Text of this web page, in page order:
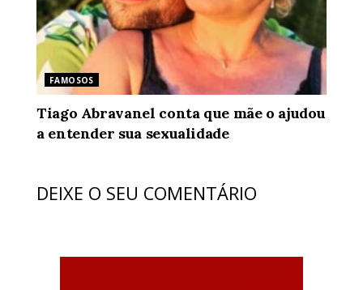
FAMOSOS
Tiago Abravanel conta que mãe o ajudou
a entender sua sexualidade
DEIXE O SEU COMENTÁRIO